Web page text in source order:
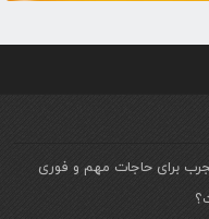
برای حاجات مهم و فوری